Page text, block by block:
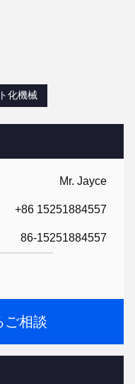
Mr. Jayce
+86 15251884557
86-15251884557
ご相談
化機械